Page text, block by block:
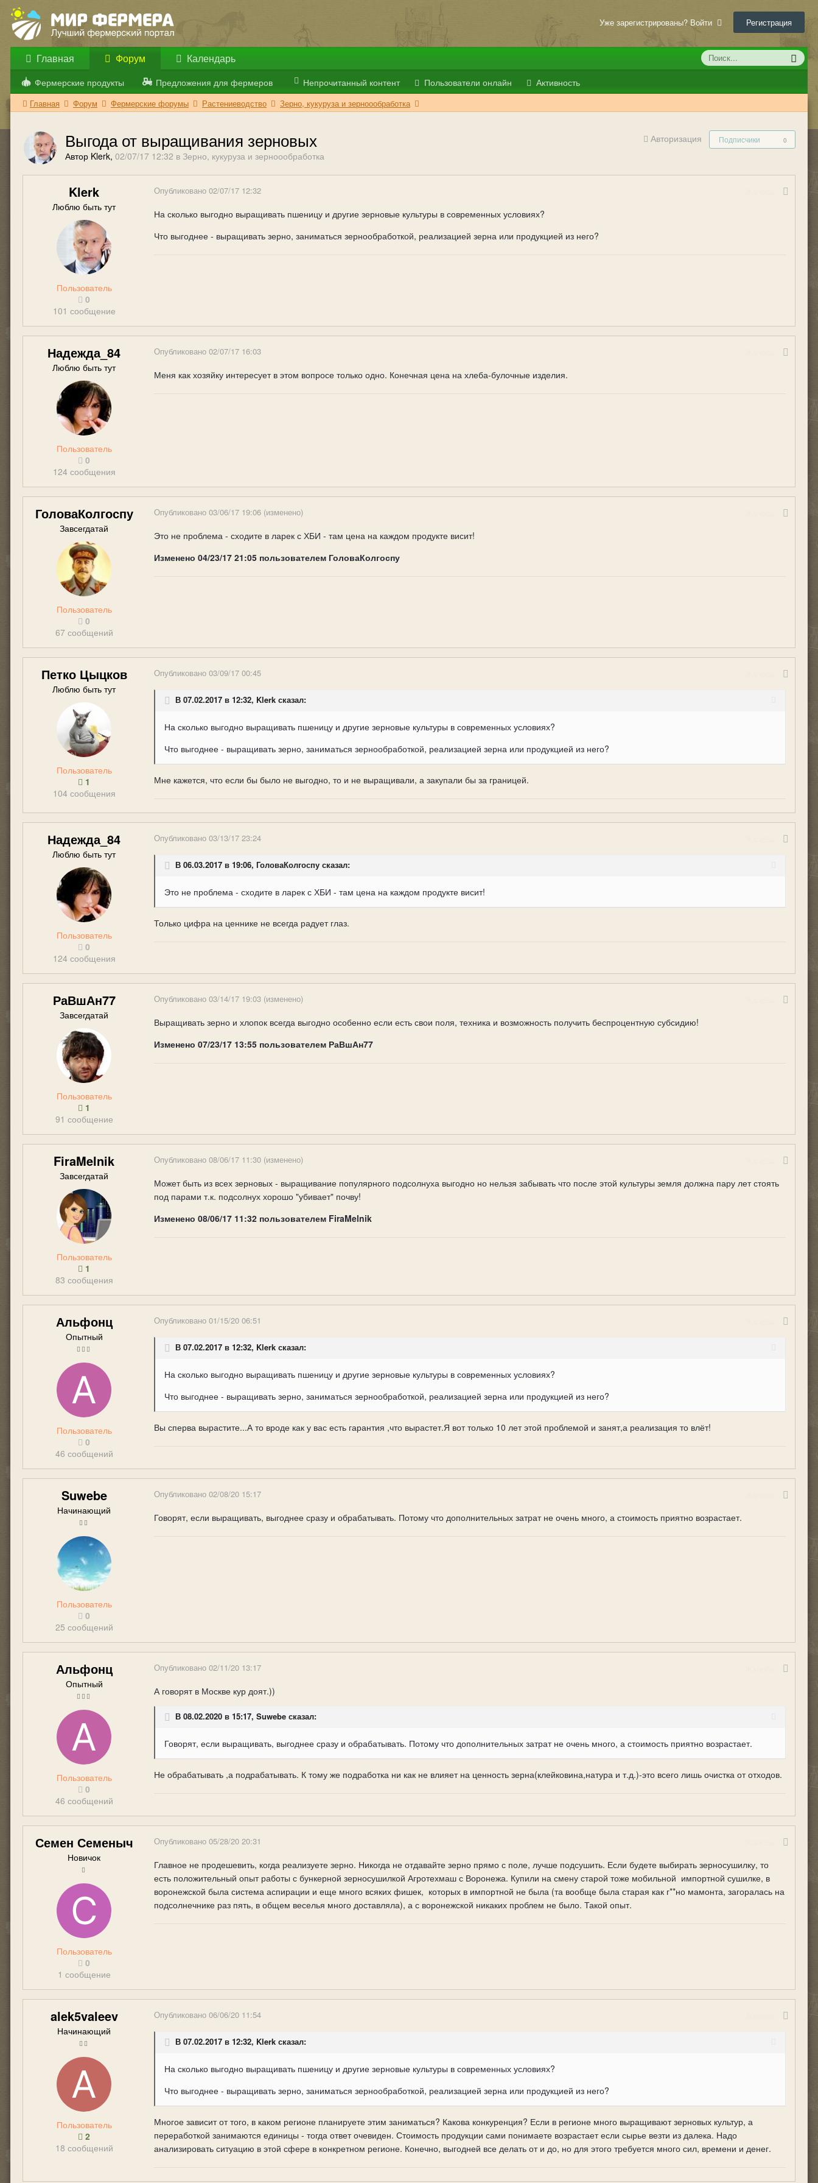
Уже зарегистрированы? Войти Регистрация
Главная Форум
Фермерские продукты Предложения для фермеров Непрочитанный контент Пользователи онлайн Активность
Календарь
Главная Форум Фермерские форумы Растениеводство Зерно, кукуруза и зерноообработка
Авторизация Подписчики 0
Выгода от выращивания зерновых
Автор Klerk, 02/07/17 12:32 в Зерно, кукуруза и зерноообработка
Klerk
Люблю быть тут
Пользователь
0
101 сообщение
Опубликовано 02/07/17 12:32
На сколько выгодно выращивать пшеницу и другие зерновые культуры в современных условиях?
Что выгоднее - выращивать зерно, заниматься зернообработкой, реализацией зерна или продукцией из него?
Надежда_84
Люблю быть тут
Пользователь
0
124 сообщения
Опубликовано 02/07/17 16:03
Меня как хозяйку интересует в этом вопросе только одно. Конечная цена на хлеба-булочные изделия.
ГоловаКолгоспу
Завсегдатай
Пользователь
0
67 сообщений
Опубликовано 03/06/17 19:06 (изменено)
Это не проблема - сходите в ларек с ХБИ - там цена на каждом продукте висит!
Изменено 04/23/17 21:05 пользователем ГоловаКолгоспу
Петко Цыцков
Люблю быть тут
Пользователь
1
104 сообщения
Опубликовано 03/09/17 00:45
В 07.02.2017 в 12:32, Klerk сказал:
На сколько выгодно выращивать пшеницу и другие зерновые культуры в современных условиях?
Что выгоднее - выращивать зерно, заниматься зернообработкой, реализацией зерна или продукцией из него?
Мне кажется, что если бы было не выгодно, то и не выращивали, а закупали бы за границей.
Надежда_84
Люблю быть тут
Пользователь
0
124 сообщения
Опубликовано 03/13/17 23:24
В 06.03.2017 в 19:06, ГоловаКолгоспу сказал:
Это не проблема - сходите в ларек с ХБИ - там цена на каждом продукте висит!
Только цифра на ценнике не всегда радует глаз.
РаВшАн77
Завсегдатай
Пользователь
1
91 сообщение
Опубликовано 03/14/17 19:03 (изменено)
Выращивать зерно и хлопок всегда выгодно особенно если есть свои поля, техника и возможность получить беспроцентную субсидию!
Изменено 07/23/17 13:55 пользователем РаВшАн77
FiraMelnik
Завсегдатай
Пользователь
1
83 сообщения
Опубликовано 08/06/17 11:30 (изменено)
Может быть из всех зерновых - выращивание популярного подсолнуха выгодно но нельзя забывать что после этой культуры земля должна пару лет стоять
под парами т.к. подсолнух хорошо "убивает" почву!
Изменено 08/06/17 11:32 пользователем FiraMelnik
Альфонц
Опытный
Пользователь
0
46 сообщений
Опубликовано 01/15/20 06:51
В 07.02.2017 в 12:32, Klerk сказал:
На сколько выгодно выращивать пшеницу и другие зерновые культуры в современных условиях?
Что выгоднее - выращивать зерно, заниматься зернообработкой, реализацией зерна или продукцией из него?
Вы сперва вырастите...А то вроде как у вас есть гарантия ,что вырастет.Я вот только 10 лет этой проблемой и занят,а реализация то влёт!
Suwebe
Начинающий
Пользователь
0
25 сообщений
Опубликовано 02/08/20 15:17
Говорят, если выращивать, выгоднее сразу и обрабатывать. Потому что дополнительных затрат не очень много, а стоимость приятно возрастает.
Альфонц
Опытный
Пользователь
0
46 сообщений
Опубликовано 02/11/20 13:17
А говорят в Москве кур доят.))
В 08.02.2020 в 15:17, Suwebe сказал:
Говорят, если выращивать, выгоднее сразу и обрабатывать. Потому что дополнительных затрат не очень много, а стоимость приятно возрастает.
Не обрабатывать ,а подрабатывать. К тому же подработка ни как не влияет на ценность зерна(клейковина,натура и т.д.)-это всего лишь очистка от отходов.
Семен Семеныч
Новичок
Пользователь
0
1 сообщение
Опубликовано 05/28/20 20:31
Главное не продешевить, когда реализуете зерно. Никогда не отдавайте зерно прямо с поле, лучше подсушить. Если будете выбирать зерносушилку, то
есть положительный опыт работы с бункерной зерносушилкой Агротехмаш с Воронежа. Купили на смену старой тоже мобильной импортной сушилке, в
воронежской была система аспирации и еще много всяких фишек, которых в импортной не была (та вообще была старая как г**но мамонта, загоралась на
подсолнечнике раз пять, в общем веселья много доставляла), а с воронежской никаких проблем не было. Такой опыт.
alek5valeev
Начинающий
Пользователь
2
18 сообщений
Опубликовано 06/06/20 11:54
В 07.02.2017 в 12:32, Klerk сказал:
На сколько выгодно выращивать пшеницу и другие зерновые культуры в современных условиях?
Что выгоднее - выращивать зерно, заниматься зернообработкой, реализацией зерна или продукцией из него?
Многое зависит от того, в каком регионе планируете этим заниматься? Какова конкуренция? Если в регионе много выращивают зерновых культур, а
переработкой занимаются единицы - тогда ответ очевиден. Стоимость продукции сами понимаете возрастает если сырье везти из далека. Надо
анализировать ситуацию в этой сфере в конкретном регионе. Конечно, выгодней все делать от и до, но для этого требуется много сил, времени и денег.